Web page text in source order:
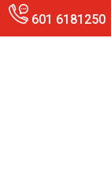
601 6181250